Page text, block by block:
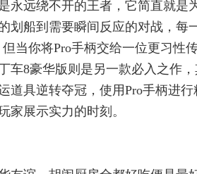
永远绕不开的王者，它简直就是
划船到需要瞬间反应的对战，每
当你将Pro手柄交给一位更习性
车8豪华版则是另一款必入之作
道具逆转夺冠，使用Pro手柄进
家展示实力的时刻。